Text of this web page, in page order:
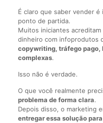
É claro que saber vender
ponto de partida.
Muitos iniciantes
dinheiro com infoprodutos
copywriting, tráfego pago,
complexas.
Isso não é verdade.
O que você realmente
problema de forma clara.
Depois disso, o marketing
entregar essa solução